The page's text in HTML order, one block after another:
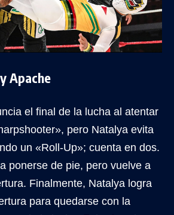
Apache
el final de la lucha al atentar
pero Natalya evita
un «Roll-Up»; cuenta en dos.
ponerse de pie, pero vuelve a
Finalmente, Natalya logra
para quedarse con la